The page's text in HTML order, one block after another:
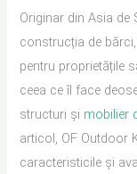
Originar din Asia de
construcția de bărci,
pentru proprietățile
ceea ce îl face
structuri și mobilier
articol, OF Outdoor
caracteristicile și